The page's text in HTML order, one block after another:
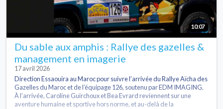
10:07
Du sable aux amphis : Rallye des gazelles &
management en imagerie
17 avril 2026
Direction Essaouira au Maroc pour suivre l’arrivée du Rallye Aïcha des
Gazelles du Maroc et de l’équipage 126, soutenu par EDM IMAGING.
À l’arrivée, Caroline Guirchoux et Bea Evrard reviennent sur une
aventure humaine et sportive hors norme, et au-delà de la